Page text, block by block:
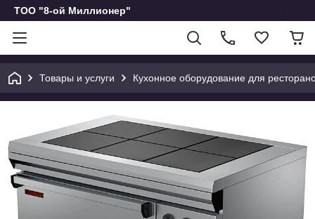
ТОО "8-ой Миллионер"
Товары и услуги Кухонное оборудование для